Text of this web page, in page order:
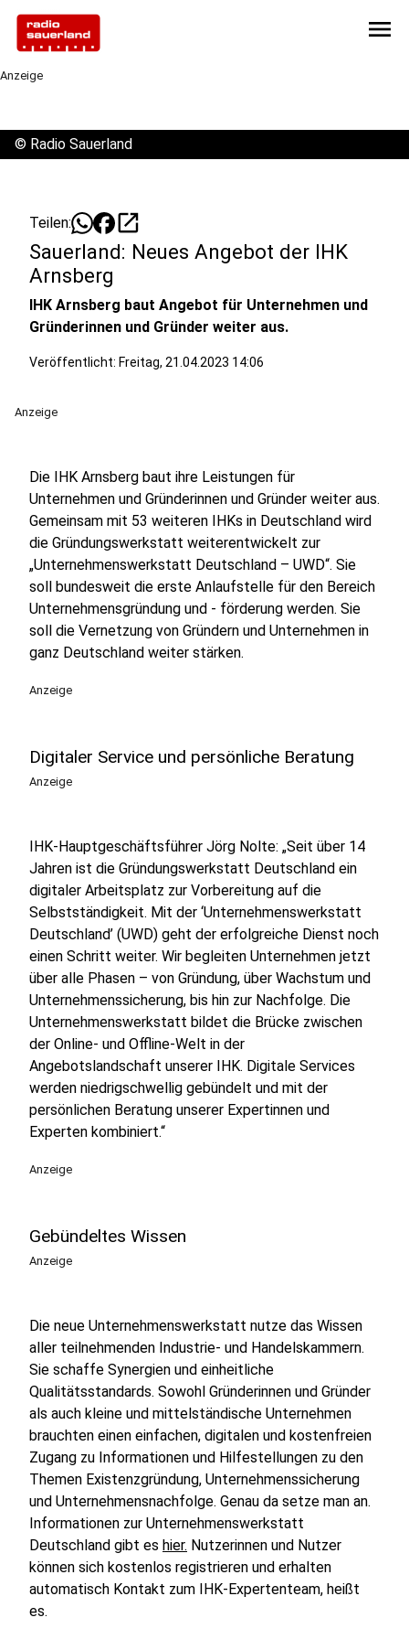
menu
Anzeige
© Radio Sauerland
Teilen: open_in_new
Sauerland: Neues Angebot der IHK
Arnsberg
IHK Arnsberg baut Angebot für Unternehmen und
Gründerinnen und Gründer weiter aus.
Veröffentlicht: Freitag, 21.04.2023 14:06
Anzeige
Die IHK Arnsberg baut ihre Leistungen für
Unternehmen und Gründerinnen und Gründer weiter aus.
Gemeinsam mit 53 weiteren IHKs in Deutschland wird
die Gründungswerkstatt weiterentwickelt zur
„Unternehmenswerkstatt Deutschland – UWD“. Sie
soll bundesweit die erste Anlaufstelle für den Bereich
Unternehmensgründung und - förderung werden. Sie
soll die Vernetzung von Gründern und Unternehmen in
ganz Deutschland weiter stärken.
Anzeige
Digitaler Service und persönliche Beratung
Anzeige
IHK-Hauptgeschäftsführer Jörg Nolte: „Seit über 14
Jahren ist die Gründungswerkstatt Deutschland ein
digitaler Arbeitsplatz zur Vorbereitung auf die
Selbstständigkeit. Mit der ‘Unternehmenswerkstatt
Deutschland’ (UWD) geht der erfolgreiche Dienst noch
einen Schritt weiter. Wir begleiten Unternehmen jetzt
über alle Phasen – von Gründung, über Wachstum und
Unternehmenssicherung, bis hin zur Nachfolge. Die
Unternehmenswerkstatt bildet die Brücke zwischen
der Online- und Offline-Welt in der
Angebotslandschaft unserer IHK. Digitale Services
werden niedrigschwellig gebündelt und mit der
persönlichen Beratung unserer Expertinnen und
Experten kombiniert.“
Anzeige
Gebündeltes Wissen
Anzeige
Die neue Unternehmenswerkstatt nutze das Wissen
aller teilnehmenden Industrie- und Handelskammern.
Sie schaffe Synergien und einheitliche
Qualitätsstandards. Sowohl Gründerinnen und Gründer
als auch kleine und mittelständische Unternehmen
brauchten einen einfachen, digitalen und kostenfreien
Zugang zu Informationen und Hilfestellungen zu den
Themen Existenzgründung, Unternehmenssicherung
und Unternehmensnachfolge. Genau da setze man an.
Informationen zur Unternehmenswerkstatt
Deutschland gibt es hier. Nutzerinnen und Nutzer
können sich kostenlos registrieren und erhalten
automatisch Kontakt zum IHK-Expertenteam, heißt
es.